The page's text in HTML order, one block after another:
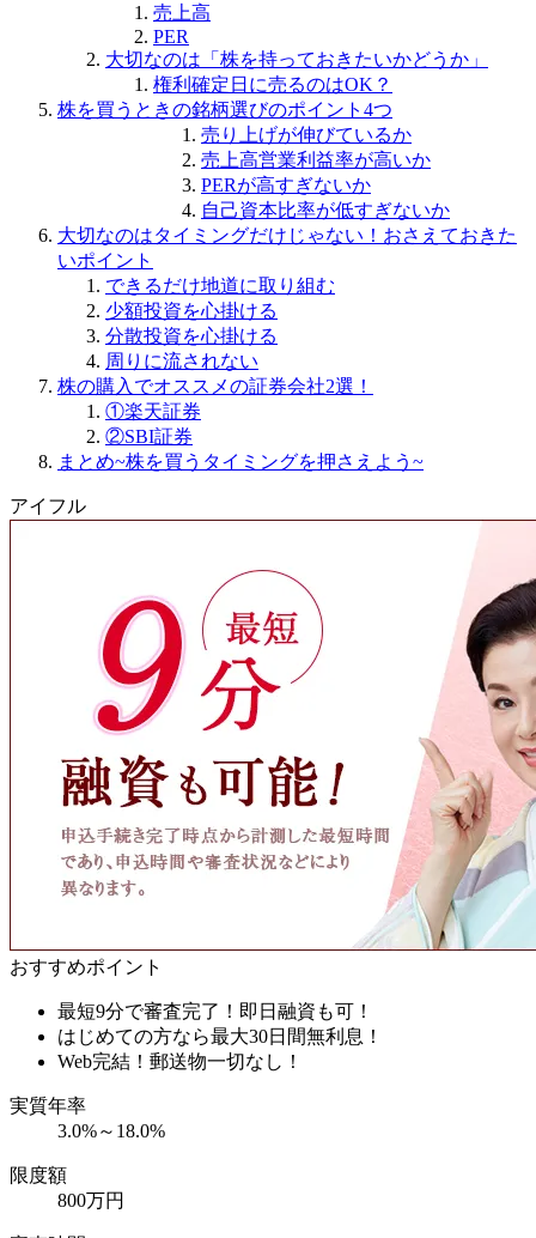
売上高
PER
大切なのは「株を持っておきたいかどうか」
権利確定日に売るのはOK？
株を買うときの銘柄選びのポイント4つ
売り上げが伸びているか
売上高営業利益率が高いか
PERが高すぎないか
自己資本比率が低すぎないか
大切なのはタイミングだけじゃない！おさえておきた
いポイント
できるだけ地道に取り組む
少額投資を心掛ける
分散投資を心掛ける
周りに流されない
株の購入でオススメの証券会社2選！
①楽天証券
②SBI証券
まとめ~株を買うタイミングを押さえよう~
アイフル
おすすめポイント
最短9分で審査完了！即日融資も可！
はじめての方なら最大30日間無利息！
Web完結！郵送物一切なし！
実質年率
3.0%～18.0%
限度額
800万円